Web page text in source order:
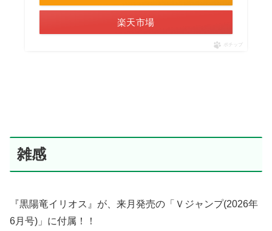
楽天市場
ポチップ
雑感
『黒陽竜イリオス』が、来月発売の「Ｖジャンプ(2026年
6月号)」に付属！！